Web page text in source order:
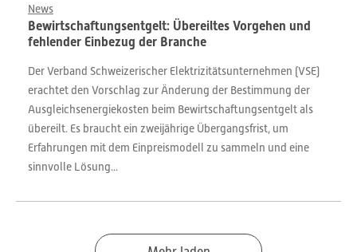
News
Bewirtschaftungsentgelt: Übereiltes Vorgehen und
fehlender Einbezug der Branche
Der Verband Schweizerischer Elektrizitätsunternehmen (VSE)
erachtet den Vorschlag zur Änderung der Bestimmung der
Ausgleichsenergiekosten beim Bewirtschaftungsentgelt als
übereilt. Es braucht ein zweijährige Übergangsfrist, um
Erfahrungen mit dem Einpreismodell zu sammeln und eine
sinnvolle Lösung...